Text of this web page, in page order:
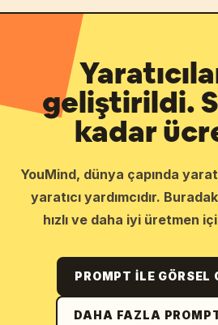
geliştirildi.
kadar
YouMind, dünya çapında
yaratıcı yardımcıdır.
hızlı ve daha iyi üretmen
PROMPT ILE GÖRSEL
DAHA FAZLA